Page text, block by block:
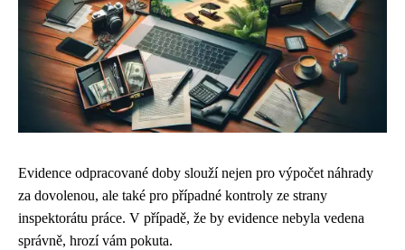
Evidence odpracované doby slouží nejen pro výpočet náhrady
za dovolenou, ale také pro případné kontroly ze strany
inspektorátu práce. V případě, že by evidence nebyla vedena
správně, hrozí vám pokuta.